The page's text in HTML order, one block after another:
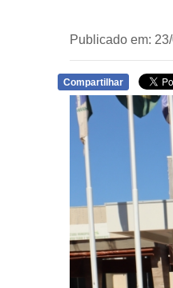
Publicado em:
Compartilhar